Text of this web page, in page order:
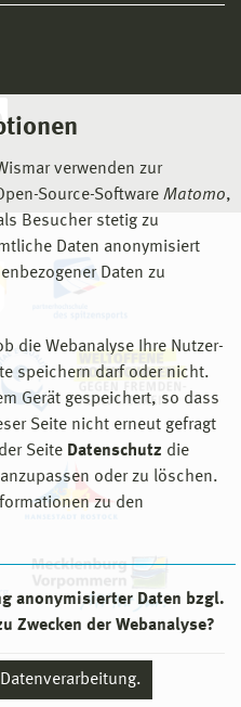
verwenden zur
Source-Software Matomo,
Besucher stetig zu
Daten anonymisiert
Daten zu
die Webanalyse Ihre Nutzer-
speichern darf oder nicht.
Gerät gespeichert, so dass
Seite nicht erneut gefragt
Seite Datenschutz die
oder zu löschen.
zu den
anonymisierter Daten bzgl.
Zwecken der Webanalyse?
Wismar